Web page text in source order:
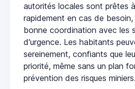
autorités locales sont prêtes
rapidement en cas de besoin,
bonne coordination avec les
d'urgence. Les habitants
sereinement, confiants que
priorité, même sans un plan
prévention des risques miniers.